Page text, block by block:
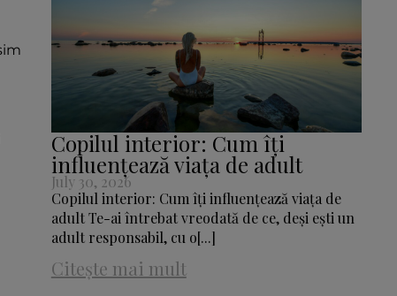
Copilul interior: Cum îți
influențează viața de adult
July 30, 2026
Copilul interior: Cum îți influențează viața de
adult Te-ai întrebat vreodată de ce, deși ești un
adult responsabil, cu o[...]
Citește mai mult